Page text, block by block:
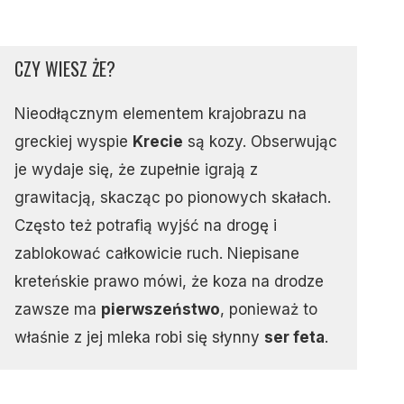
CZY WIESZ ŻE?
Nieodłącznym elementem krajobrazu na
greckiej wyspie Krecie są kozy. Obserwując
je wydaje się, że zupełnie igrają z
grawitacją, skacząc po pionowych skałach.
Często też potrafią wyjść na drogę i
zablokować całkowicie ruch. Niepisane
kreteńskie prawo mówi, że koza na drodze
zawsze ma pierwszeństwo, ponieważ to
właśnie z jej mleka robi się słynny ser feta.